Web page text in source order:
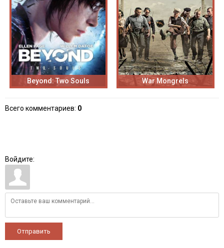
Beyond: Two Souls War Mongrels
Всего комментариев: 0
Войдите:
Отправить